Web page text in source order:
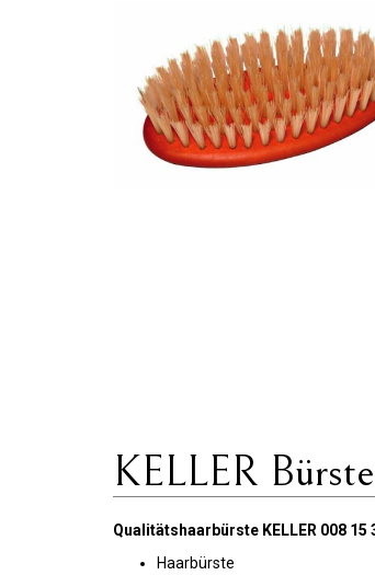
KELLER
Qualitätshaarbürste KELLER 008 15
Haarbürste